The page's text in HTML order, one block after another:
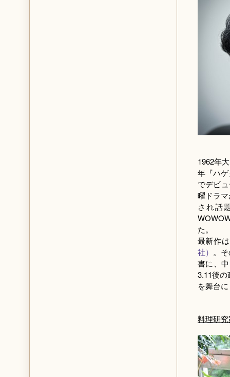
1962年
年『ハ
でデビ
曜ドラ
され話
た。
最新作
社） 。
書に、
3.11後の
を舞台
料理研